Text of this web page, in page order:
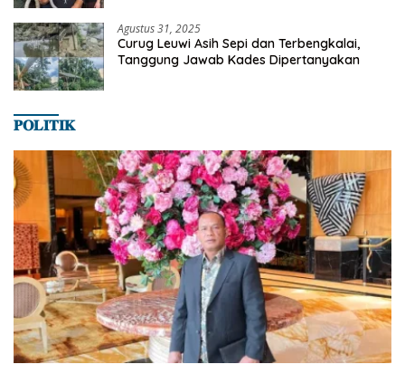
Agustus 31, 2025
Curug Leuwi Asih Sepi dan Terbengkalai,
Tanggung Jawab Kades Dipertanyakan
𝐏𝐎𝐋𝐈𝐓𝐈𝐊